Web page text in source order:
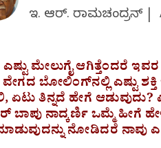
ಇ. ಆರ್. ರಾಮಚಂದ್ರನ್ |
ಮೇಲುಗೈ ಆಗಿತ್ತೆಂದರೆ
ವೇಗದ ಬೋಲಿಂಗ್‌ನಲ್ಲಿ ಎಷ್ಟು
ತಿನ್ನದೆ ಹೇಗೆ ಆಡುವುದು?
ನಾದ್ಕರ್ಣಿ ಒಮ್ಮೆ ಹೀಗೆ
ನೋಡಿದರೆ